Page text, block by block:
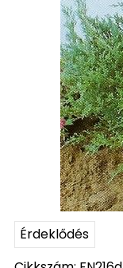
Érdeklődés